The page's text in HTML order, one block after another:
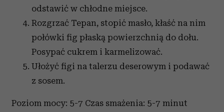
odstawić w chłodne miejsce.
Rozgrzać Tepan, stopić masło, kłaść na nim
połówki fig płaską powierzchnią do dołu.
Posypać cukrem i karmelizować.
Ułożyć figi na talerzu deserowym i podawać
z sosem.
Poziom mocy: 5-7 Czas smażenia: 5-7 minut